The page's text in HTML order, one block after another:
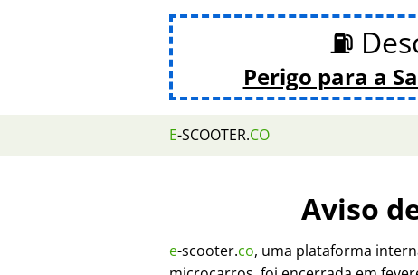
⛽
Perigo para a
E-SCOOTER.CO
Aviso
e-scooter.co, uma plataforma